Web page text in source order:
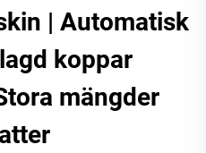
| Automatisk
koppar
mängder